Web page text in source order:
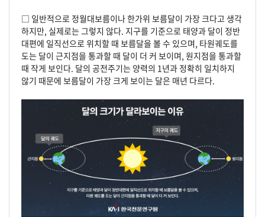
□ 일반적으로 정월대보름이나 한가위 보름달이 가장 크다고 생각
하지만, 실제로는 그렇지 않다. 지구를 기준으로 태양과 달이 정반
대편에 일직선으로 위치할 때 보름달을 볼 수 있으며, 타원궤도를
도는 달이 근지점을 통과할 때 달이 더 커 보이며, 원지점을 통과할
때 작게 보인다. 달의 공전주기는 양력의 1년과 정확히 일치하지
않기 때문에 보름달이 가장 크게 보이는 달은 매년 다르다.